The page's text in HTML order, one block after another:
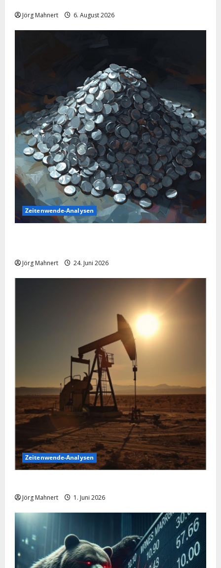
Jörg Mahnert 6. August 2026
Zeitenwende-Analysen
Jörg Mahnert 24. Juni 2026
Zeitenwende-Analysen
Jörg Mahnert 1. Juni 2026